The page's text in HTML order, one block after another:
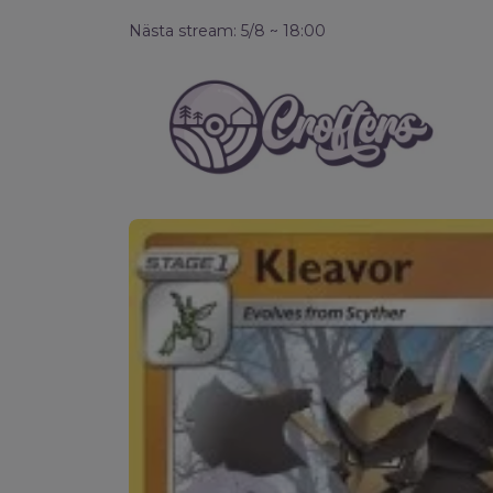
Nästa stream: 5/8 ~ 18:00